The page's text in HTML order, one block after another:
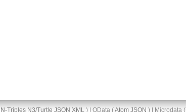
N-Triples N3/Turtle JSON XML) | OData (Atom JSON ) | Microdata (